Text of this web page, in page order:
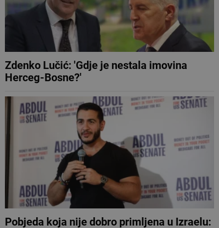
Zdenko Lučić: 'Gdje je nestala imovina
Herceg-Bosne?'
Pobjeda koja nije dobro primljena u Izraelu: